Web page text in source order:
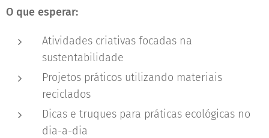
O que esperar:
Atividades criativas focadas na
sustentabilidade
Projetos práticos utilizando materiais
reciclados
Dicas e truques para práticas ecológicas no
dia-a-dia